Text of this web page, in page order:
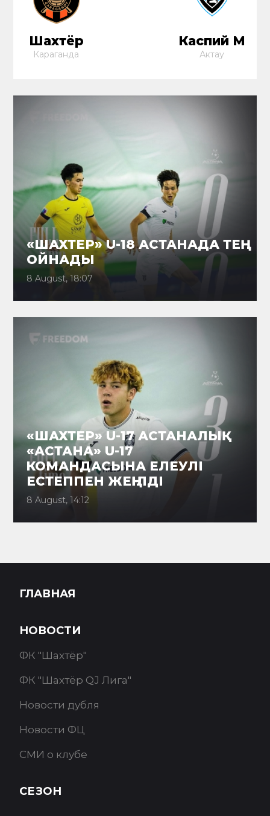
Шахтёр
Караганда
Каспий М
Актау
«ШАХТЕР» U-18 АСТАНАДА ТЕҢ
ОЙНАДЫ
8 August, 18:07
«ШАХТЕР» U-17 АСТАНАЛЫҚ
«АСТАНА» U-17
КОМАНДАСЫНА ЕЛЕУЛІ
ЕСТЕППЕН ЖЕҢІЛДІ
8 August, 14:12
ГЛАВНАЯ
НОВОСТИ
ФК "Шахтёр"
ФК "Шахтёр QJ Лига"
Новости дубля
Новости ФЦ
СМИ о клубе
СЕЗОН